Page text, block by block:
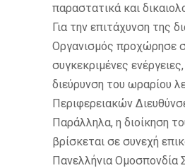
παραστατικά και
Για την επιτάχυνση της
Οργανισμός προχώρησε
συγκεκριμένες
διεύρυνση του ωραρίου
Περιφερειακών
Παράλληλα, η διοίκηση
βρίσκεται σε συνεχή
Πανελλήνια Ομοσπονδία